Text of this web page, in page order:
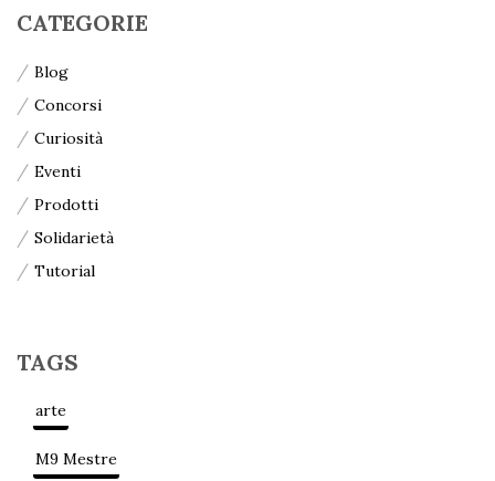
CATEGORIE
Blog
Concorsi
Curiosità
Eventi
Prodotti
Solidarietà
Tutorial
TAGS
arte
M9 Mestre